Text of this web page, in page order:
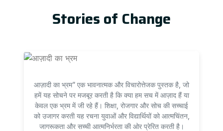
Stories of Change
आज़ादी का भ्रम” एक भावनात्मक और विचारोत्तेजक पुस्तक है, जो
हमें यह सोचने पर मजबूर करती है कि क्या हम सच में आज़ाद हैं या
केवल एक भ्रम में जी रहे हैं। शिक्षा, रोजगार और सोच की सच्चाई
को उजागर करती यह रचना युवाओं और विद्यार्थियों को आत्मचिंतन,
जागरूकता और सच्ची आत्मनिर्भरता की ओर प्रेरित करती है।